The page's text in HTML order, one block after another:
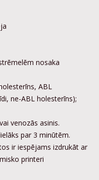
nosaka
ABL
ne-ABL holesterīns);
venozās asinis.
par 3 minūtēm.
ir iespējams izdrukāt ar
printeri